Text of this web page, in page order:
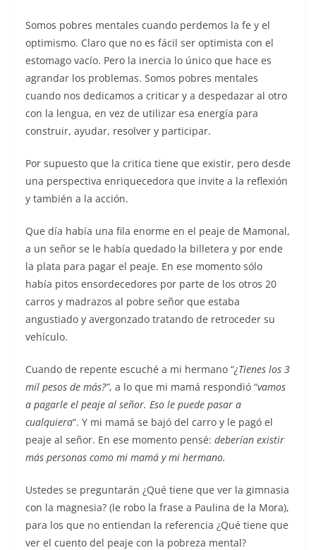
Somos pobres mentales cuando perdemos la fe y el
optimismo. Claro que no es fácil ser optimista con el
estomago vacío. Pero la inercia lo único que hace es
agrandar los problemas. Somos pobres mentales
cuando nos dedicamos a criticar y a despedazar al otro
con la lengua, en vez de utilizar esa energía para
construir, ayudar, resolver y participar.
Por supuesto que la critica tiene que existir, pero desde
una perspectiva enriquecedora que invite a la reflexión
y también a la acción.
Que día había una fila enorme en el peaje de Mamonal,
a un señor se le había quedado la billetera y por ende
la plata para pagar el peaje. En ese momento sólo
había pitos ensordecedores por parte de los otros 20
carros y madrazos al pobre señor que estaba
angustiado y avergonzado tratando de retroceder su
vehículo.
Cuando de repente escuché a mi hermano “¿Tienes los 3
mil pesos de más?”, a lo que mi mamá respondió “vamos
a pagarle el peaje al señor. Eso le puede pasar a
cualquiera”. Y mi mamá se bajó del carro y le pagó el
peaje al señor. En ese momento pensé: deberían existir
más personas como mi mamá y mi hermano.
Ustedes se preguntarán ¿Qué tiene que ver la gimnasia
con la magnesia? (le robo la frase a Paulina de la Mora),
para los que no entiendan la referencia ¿Qué tiene que
ver el cuento del peaje con la pobreza mental?